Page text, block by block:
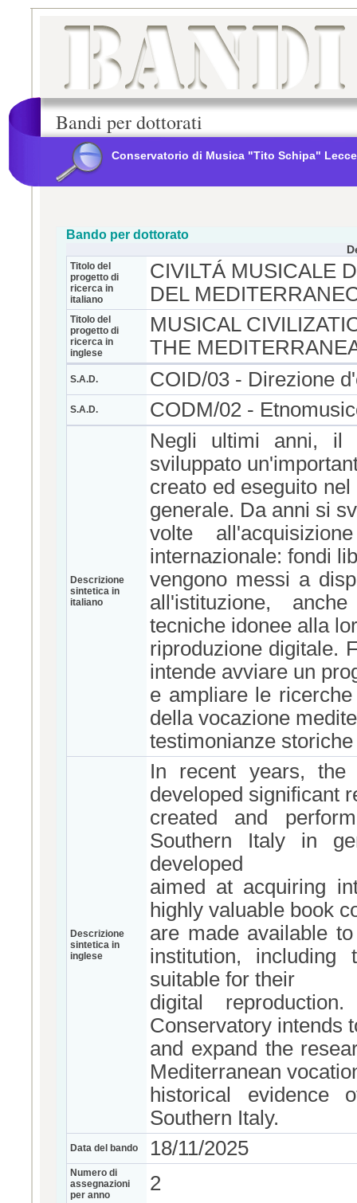
Bandi per dottorati
Conservatorio di Musica "Tito Schipa" Lecce
Bando per dottorato
Titolo del
progetto di
ricerca in
italiano
CIVILTÁ MUSICALE
DEL
Titolo del
progetto di
ricerca in
inglese
MUSICAL
THE
S.A.D. COID/03 - Direzione
S.A.D. CODM/02 -
Descrizione
sintetica in
italiano
Negli ultimi anni, il
sviluppato
creato ed eseguito
generale. Da anni si
volte
internazionale: fondi
vengono messi a
all'istituzione,
tecniche idonee alla
riproduzione digitale.
intende avviare un
e ampliare le
della vocazione
testimonianze
Descrizione
sintetica in
inglese
In recent years, the
developed significant
created and
Southern Italy in
developed
aimed at acquiring
highly valuable book
are made available
institution, including
suitable for their
digital
Conservatory intends
and expand the
Mediterranean
historical evidence
Southern Italy.
Data del bando 18/11/2025
Numero di
assegnazioni
per anno
2